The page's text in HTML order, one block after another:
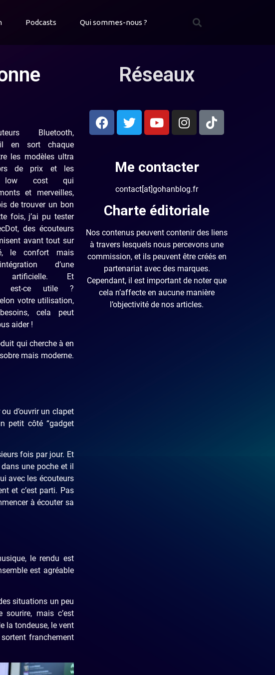
Podcasts Qui sommes-nous ?
Bluetooth,
il en sort chaque
les modèles ultra
de prix et les
low cost qui
et merveilles,
de trouver un bon
fois, j’ai pu tester
des écouteurs
avant tout sur
le confort mais
d’une
artificielle. Et
est-ce utile ?
votre utilisation,
cela peut
aider !
qui cherche à en
mais moderne.
d’ouvrir un clapet
petit côté “gadget
fois par jour. Et
une poche et il
avec les écouteurs
et c’est parti. Pas
à écouter sa
le rendu est
est agréable
situations un peu
mais c’est
la tondeuse, le vent
franchement
Réseaux
Me contacter
contact[at]gohanblog.fr
Charte éditoriale
Nos contenus peuvent contenir des liens
à travers lesquels nous percevons une
commission, et ils peuvent être créés en
partenariat avec des marques.
Cependant, il est important de noter que
cela n’affecte en aucune manière
l’objectivité de nos articles.